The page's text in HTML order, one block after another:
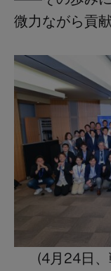
微力ながら貢
(4月24日、